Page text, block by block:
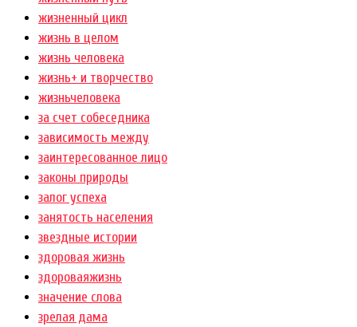
жизненный цикл
жизнь в целом
жизнь человека
жизнь+ и творчество
жизньчеловека
за счет собеседника
зависимость между
заинтересованное лицо
законы природы
залог успеха
занятость населения
звездные истории
здоровая жизнь
здороваяжизнь
значение слова
зрелая дама